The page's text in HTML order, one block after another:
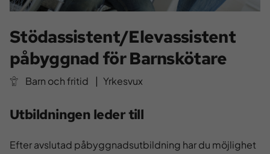
Stödassistent/Elevassistent
påbyggnad för Barnskötare
Barn och fritid | Yrkesvux
Utbildningen leder till
Efter avslutad påbyggnadsutbildning har du möjlighet